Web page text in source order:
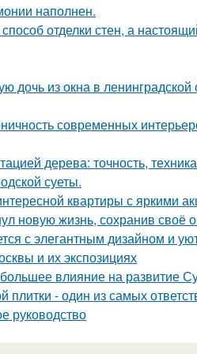
наполнен.
отделки стен, а
дочь из окна в
современных
дерева: точность,
суеты.
квартиры с яркими
новую жизнь, сохранив своё
с элегантным дизайном и
и их экспозициях
влияние на развитие
- один из самых
руководство